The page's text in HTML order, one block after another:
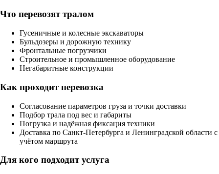
Что перевозят тралом
Гусеничные и колесные экскаваторы
Бульдозеры и дорожную технику
Фронтальные погрузчики
Строительное и промышленное оборудование
Негабаритные конструкции
Как проходит перевозка
Согласование параметров груза и точки доставки
Подбор трала под вес и габариты
Погрузка и надёжная фиксация техники
Доставка по Санкт-Петербурга и Ленинградской области с
учётом маршрута
Для кого подходит услуга